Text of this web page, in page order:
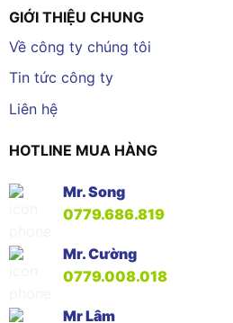
GIỚI THIỆU CHUNG
Về công ty chúng tôi
Tin tức công ty
Liên hệ
HOTLINE MUA HÀNG
Mr. Song
0779.686.819
Mr. Cường
0779.008.018
Mr Lâm